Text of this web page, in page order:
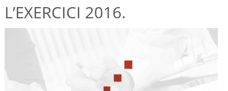
L’EXERCICI 2016.